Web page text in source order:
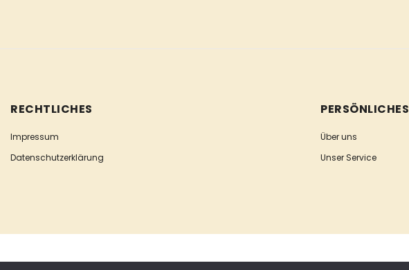
RECHTLICHES
Impressum
Datenschutzerklärung
PERSÖNLICHES
Über uns
Unser Service